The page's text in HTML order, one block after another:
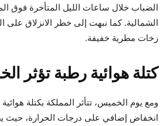
الضباب خلال ساعات الليل المتأخرة فوق
الشمالية. كما نبهت إلى خطر الانزلاق
زخات مطرية خفيفة.
كتلة هوائية رطبة تؤثر
ومع يوم الخميس، تتأثر المملكة بكتلة
انخفاض إضافي على درجات الحرارة،